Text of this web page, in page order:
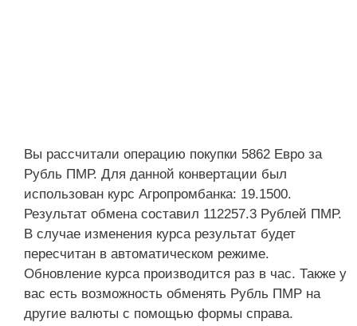
Вы рассчитали операцию покупки 5862 Евро за
Рубль ПМР. Для данной конвертации был
использован курс Агропромбанка: 19.1500.
Результат обмена составил 112257.3 Рублей ПМР.
В случае изменения курса результат будет
пересчитан в автоматическом режиме.
Обновление курса производится раз в час. Также у
вас есть возможность обменять Рубль ПМР на
другие валюты с помощью формы справа.